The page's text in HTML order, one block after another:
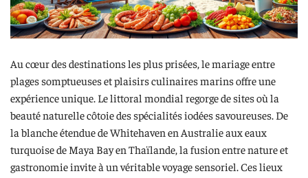
Au cœur des destinations les plus prisées, le mariage entre
plages somptueuses et plaisirs culinaires marins offre une
expérience unique. Le littoral mondial regorge de sites où la
beauté naturelle côtoie des spécialités iodées savoureuses. De
la blanche étendue de Whitehaven en Australie aux eaux
turquoise de Maya Bay en Thaïlande, la fusion entre nature et
gastronomie invite à un véritable voyage sensoriel. Ces lieux